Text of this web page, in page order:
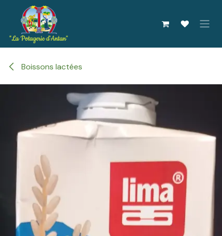
Se rendre au contenu
Boissons lactées